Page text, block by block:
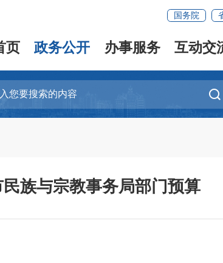
国务院
页 政务公开 办事服务 互动交
族与宗教事务局部门预算